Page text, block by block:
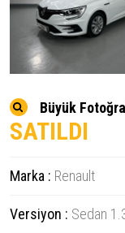
Büyük
SATILDI
Marka : Renault
Versiyon : Sedan